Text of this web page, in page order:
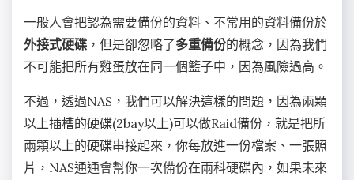
一般人會把認為需要備份的資料、不常用的資料備份於
外接式硬碟 ，但是卻忽略了多重備份的概念，因為我們
不可能把所有雞蛋放在同一個籃子中，因為風險過高。
不過，透過NAS，我們可以解決這樣的問題，因為兩顆
以上插槽的硬碟(2bay以上)可以做Raid備份，就是把所
兩顆以上的硬碟串接起來，你每放進一份檔案、一張照
片，NAS通通會幫你一次備份在兩科硬碟內，如果未來